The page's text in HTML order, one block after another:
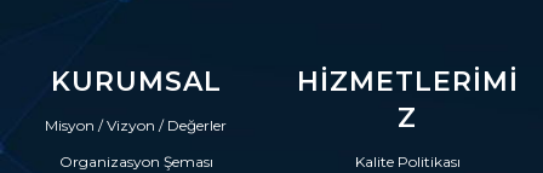
KURUMSAL
Misyon / Vizyon / Değerler
Organizasyon Şeması
HIZMETLERIMI
Z
Kalite Politikası